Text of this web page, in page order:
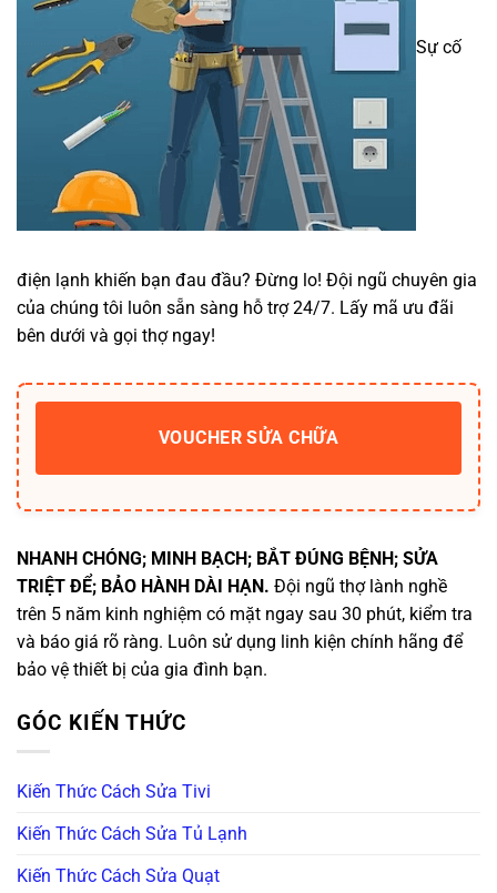
Sự cố
điện lạnh khiến bạn đau đầu? Đừng lo! Đội ngũ chuyên gia
của chúng tôi luôn sẵn sàng hỗ trợ 24/7. Lấy mã ưu đãi
bên dưới và gọi thợ ngay!
VOUCHER SỬA CHỮA
NHANH CHÓNG; MINH BẠCH; BẮT ĐÚNG BỆNH; SỬA
TRIỆT ĐỂ; BẢO HÀNH DÀI HẠN. Đội ngũ thợ lành nghề
trên 5 năm kinh nghiệm có mặt ngay sau 30 phút, kiểm tra
và báo giá rõ ràng. Luôn sử dụng linh kiện chính hãng để
bảo vệ thiết bị của gia đình bạn.
GÓC KIẾN THỨC
Kiến Thức Cách Sửa Tivi
Kiến Thức Cách Sửa Tủ Lạnh
Kiến Thức Cách Sửa Quạt